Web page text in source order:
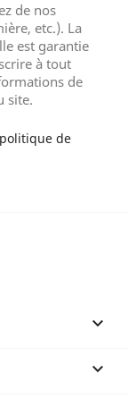
de nos
etc.). La
est garantie
à tout
de
site.
de

